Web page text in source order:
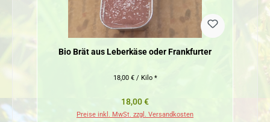
Bio Brät aus Leberkäse oder Frankfurter
18,00 € / Kilo *
Regulärer Preis:
18,00 €
Preise inkl. MwSt. zzgl. Versandkosten